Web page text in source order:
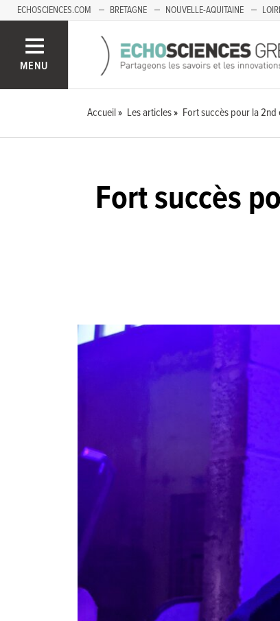
ECHOSCIENCES.COM BRETAGNE NOUVELLE-AQUITAINE
MENU
Accueil Les articles Fort succès pour la
Fort succès